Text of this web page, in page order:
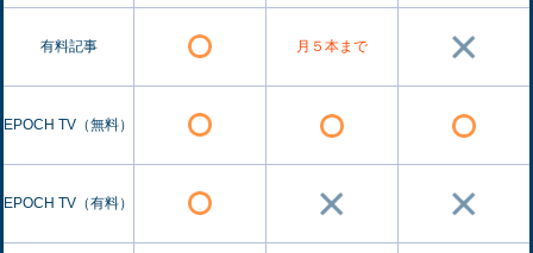
有料記事 月５本まで
EPOCH TV（無料）
EPOCH TV（有料）